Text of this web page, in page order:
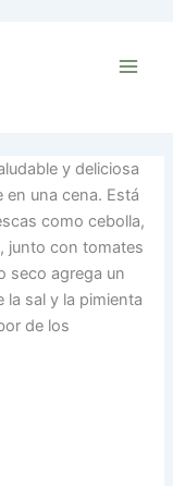
y deliciosa
una cena. Está
como cebolla,
junto con tomates
seco agrega un
sal y la pimienta
de los